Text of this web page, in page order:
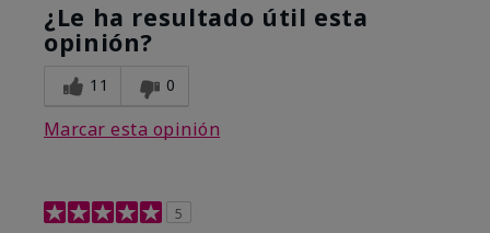
¿Le ha resultado útil esta
opinión?
11 0
Marcar esta opinión
5